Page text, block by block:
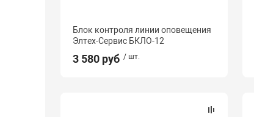
Блок контроля линии оповещения
Элтех-Сервис БКЛО-12
3 580 руб / шт.